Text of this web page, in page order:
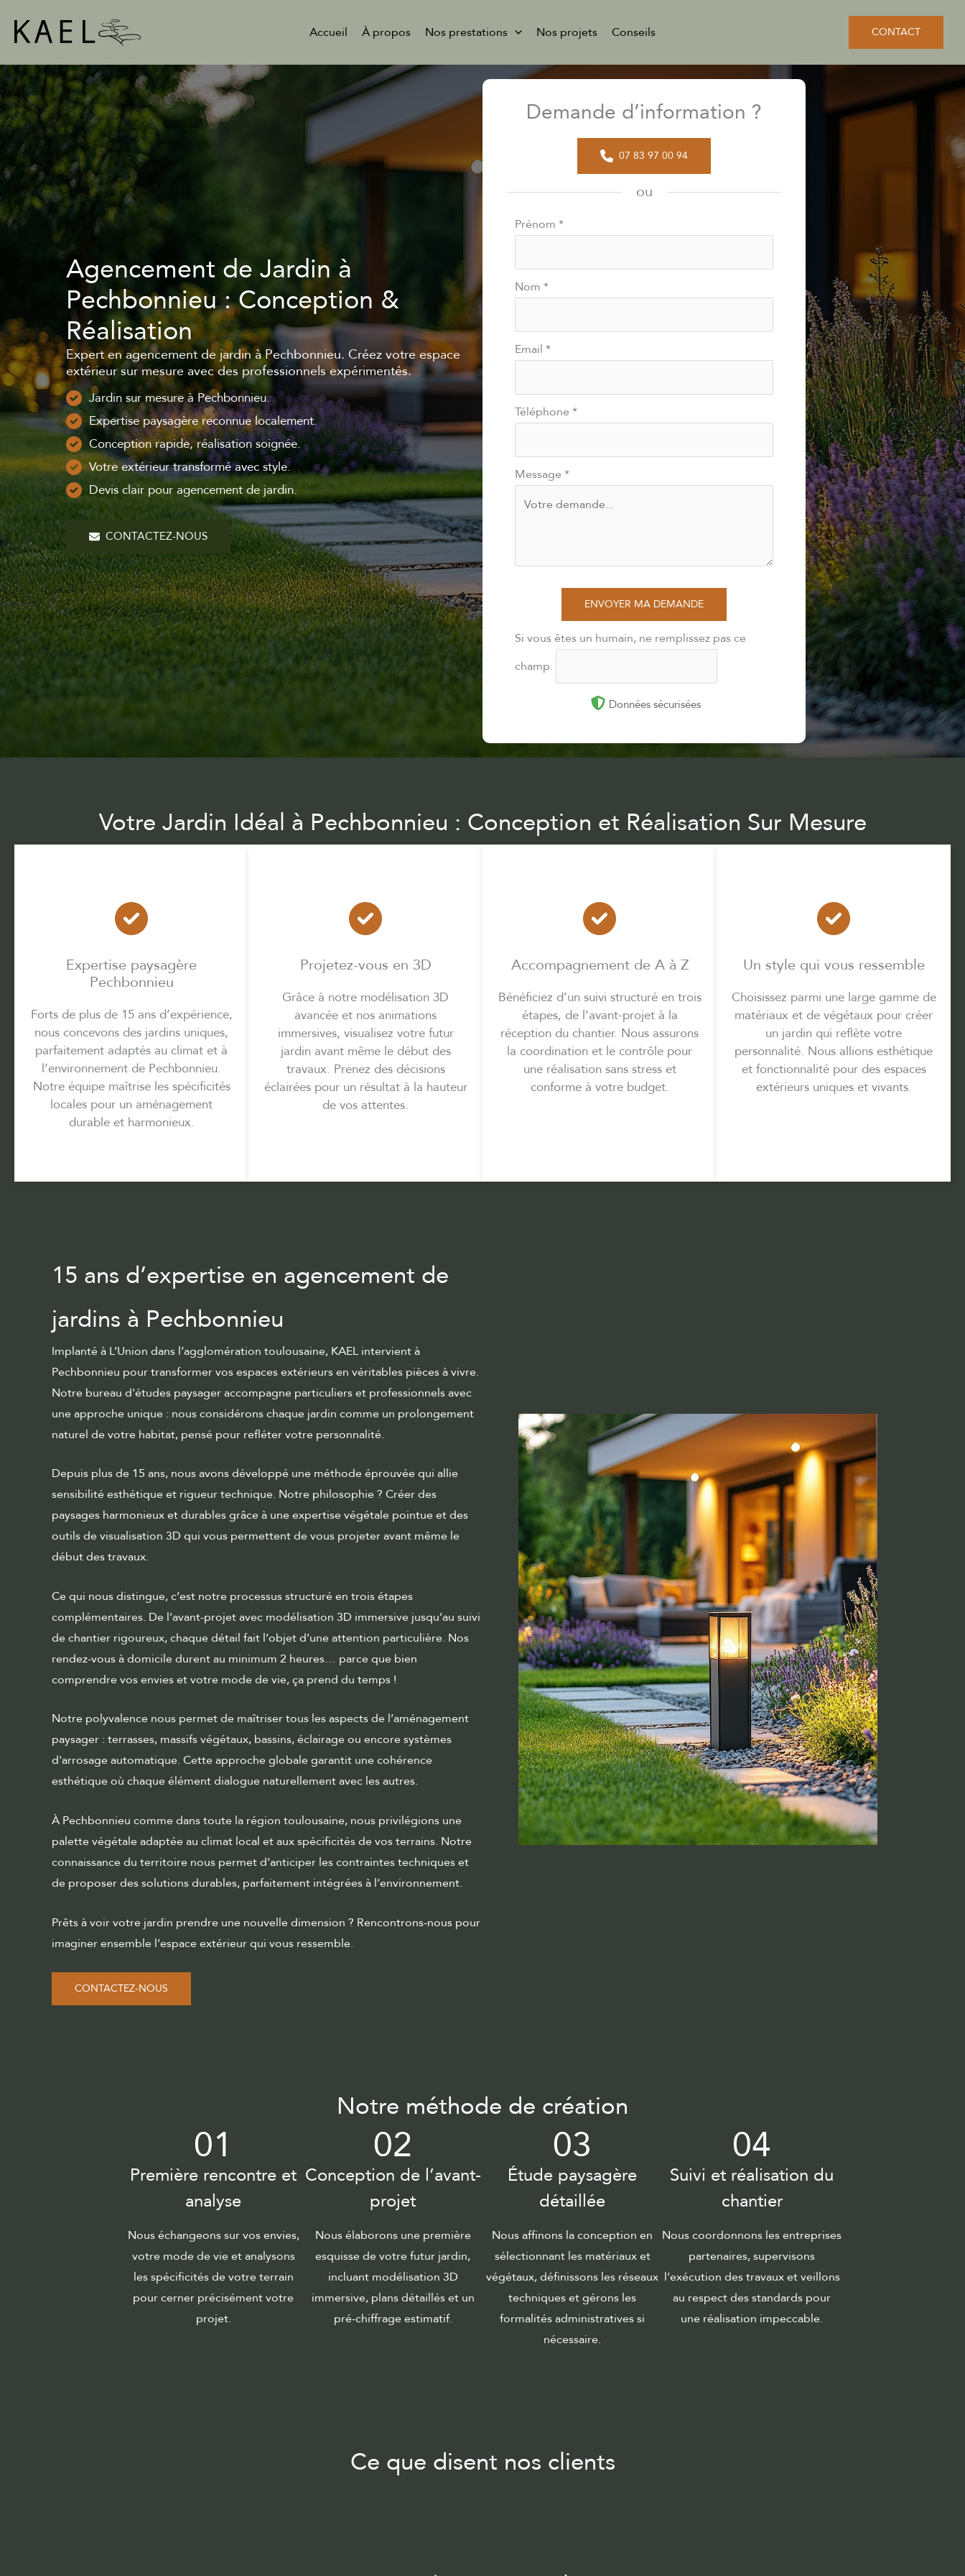
Accueil À propos Nos prestations Nos projets Conseils CONTACT
Agencement de Jardin à
Pechbonnieu : Conception &
Réalisation
Expert en agencement de jardin à Pechbonnieu. Créez votre espace
extérieur sur mesure avec des professionnels expérimentés.
Jardin sur mesure à Pechbonnieu.
Expertise paysagère reconnue localement.
Conception rapide, réalisation soignée.
Votre extérieur transformé avec style.
Devis clair pour agencement de jardin.
CONTACTEZ-NOUS
Demande d’information ?
07 83 97 00 94
ou
Formulaire
avec
téléphone
Prénom *
Nom *
Email *
Téléphone *
Message *
ENVOYER MA DEMANDE
Si vous êtes un humain, ne remplissez pas ce
champ.
Données sécurisées
Votre Jardin Idéal à Pechbonnieu : Conception et Réalisation Sur Mesure
Expertise paysagère
Pechbonnieu
Forts de plus de 15 ans d’expérience,
nous concevons des jardins uniques,
parfaitement adaptés au climat et à
l’environnement de Pechbonnieu.
Notre équipe maîtrise les spécificités
locales pour un aménagement
durable et harmonieux.
Projetez-vous en 3D
Grâce à notre modélisation 3D
avancée et nos animations
immersives, visualisez votre futur
jardin avant même le début des
travaux. Prenez des décisions
éclairées pour un résultat à la hauteur
de vos attentes.
Accompagnement de A à Z
Bénéficiez d’un suivi structuré en trois
étapes, de l’avant-projet à la
réception du chantier. Nous assurons
la coordination et le contrôle pour
une réalisation sans stress et
conforme à votre budget.
Un style qui vous ressemble
Choisissez parmi une large gamme de
matériaux et de végétaux pour créer
un jardin qui reflète votre
personnalité. Nous allions esthétique
et fonctionnalité pour des espaces
extérieurs uniques et vivants.
15 ans d’expertise en agencement de
jardins à Pechbonnieu
Implanté à L’Union dans l’agglomération toulousaine, KAEL intervient à
Pechbonnieu pour transformer vos espaces extérieurs en véritables pièces à vivre.
Notre bureau d'études paysageraccompagne particuliers et professionnels avec
une approche unique : nous considérons chaque jardin comme un prolongement
naturel de votre habitat, pensé pour refléter votre personnalité.
Depuis plus de 15 ans, nous avons développé une méthode éprouvée qui allie
sensibilité esthétique et rigueur technique. Notre philosophie ? Créer des
paysages harmonieux et durables grâce à une expertise végétale pointue et des
outils de visualisation 3D qui vous permettent de vous projeter avant même le
début des travaux.
Ce qui nous distingue, c’est notre processus structuré en trois étapes
complémentaires. De l’avant-projet avec modélisation 3D immersive jusqu’au suivi
de chantier rigoureux, chaque détail fait l’objet d’une attention particulière. Nos
rendez-vous à domicile durent au minimum 2 heures… parce que bien
comprendre vos envies et votre mode de vie, ça prend du temps !
Notre polyvalence nous permet de maîtriser tous les aspects de l’aménagement
paysager : terrasses, massifs végétaux, bassins, éclairage ou encoresystèmes
d'arrosage automatique. Cette approche globale garantit une cohérence
esthétique où chaque élément dialogue naturellement avec les autres.
À Pechbonnieu comme dans toute la région toulousaine, nous privilégions une
palette végétale adaptée au climat local et aux spécificités de vos terrains. Notre
connaissance du territoire nous permet d’anticiper les contraintes techniques et
de proposer des solutions durables, parfaitement intégrées à l’environnement.
Prêts à voir votre jardin prendre une nouvelle dimension ? Rencontrons-nous pour
imaginer ensemble l’espace extérieur qui vous ressemble.
CONTACTEZ-NOUS
Notre méthode de création
01
Première rencontre et
analyse
Nous échangeons sur vos envies,
votre mode de vie et analysons
les spécificités de votre terrain
pour cerner précisément votre
projet.
02
Conception de l’avant-
projet
Nous élaborons une première
esquisse de votre futur jardin,
incluant modélisation 3D
immersive, plans détaillés et un
pré-chiffrage estimatif.
03
Étude paysagère
détaillée
Nous affinons la conception en
sélectionnant les matériaux et
végétaux, définissons les réseaux
techniques et gérons les
formalités administratives si
nécessaire.
04
Suivi et réalisation du
chantier
Nous coordonnons les entreprises
partenaires, supervisons
l’exécution des travaux et veillons
au respect des standards pour
une réalisation impeccable.
Ce que disent nos clients